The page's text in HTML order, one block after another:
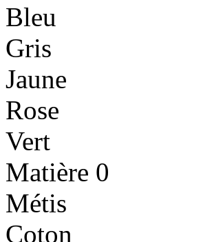
Bleu
Gris
Jaune
Rose
Vert
Matière 0
Métis
Coton